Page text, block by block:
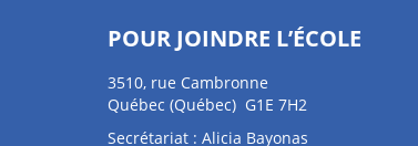
POUR JOINDRE L’ÉCOLE
3510, rue Cambronne
Québec (Québec) G1E 7H2
Secrétariat : Alicia Bayonas